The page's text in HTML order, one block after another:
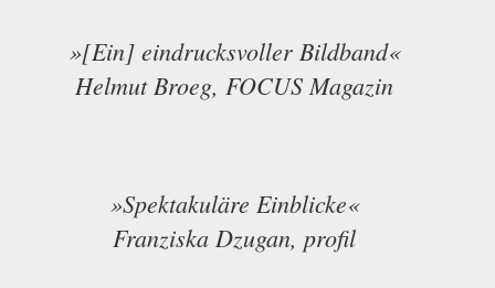
»[Ein] eindrucksvoller Bildband«
Helmut Broeg, FOCUS Magazin
»Spektakuläre Einblicke«
Franziska Dzugan, profil